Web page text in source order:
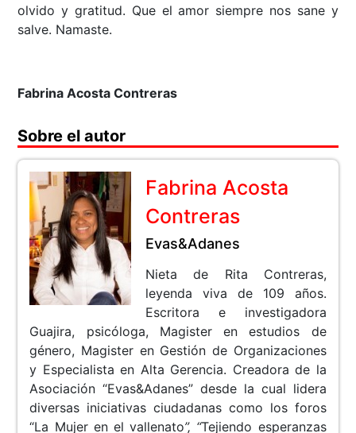
olvido y gratitud. Que el amor siempre nos sane y
salve. Namaste.
Fabrina Acosta Contreras
Sobre el autor
Fabrina Acosta
Contreras
Evas&Adanes
Nieta de Rita Contreras,
leyenda viva de 109 años.
Escritora e investigadora
Guajira, psicóloga, Magister en estudios de
género, Magister en Gestión de Organizaciones
y Especialista en Alta Gerencia. Creadora de la
Asociación “Evas&Adanes” desde la cual lidera
diversas iniciativas ciudadanas como los foros
“La Mujer en el vallenato”, “Tejiendo esperanzas